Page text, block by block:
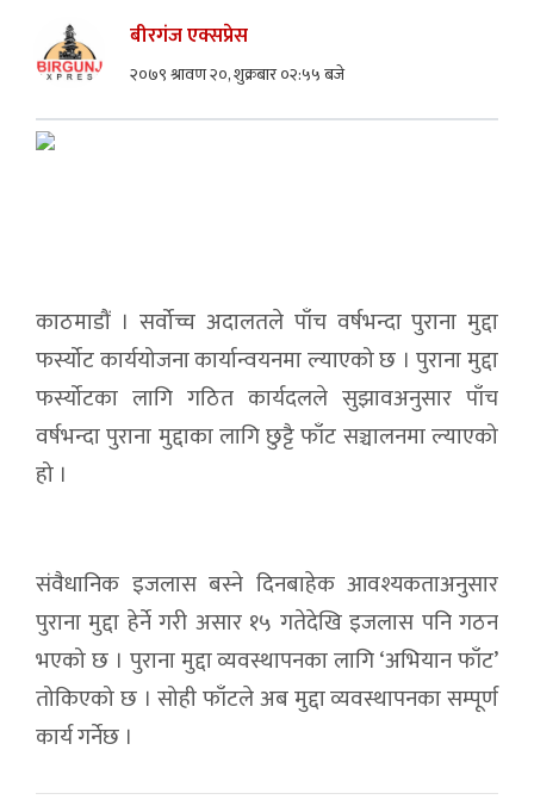
बीरगंज एक्सप्रेस
२०७९ श्रावण २०, शुक्रबार ०२:५५ बजे
काठमाडौं । सर्वोच्च अदालतले पाँच वर्षभन्दा पुराना मुद्दा
फर्स्योट कार्ययोजना कार्यान्वयनमा ल्याएको छ । पुराना मुद्दा
फर्स्योटका लागि गठित कार्यदलले सुझावअनुसार पाँच
वर्षभन्दा पुराना मुद्दाका लागि छुट्टै फाँट सञ्चालनमा ल्याएको
हो ।
संवैधानिक इजलास बस्ने दिनबाहेक आवश्यकताअनुसार
पुराना मुद्दा हेर्ने गरी असार १५ गतेदेखि इजलास पनि गठन
भएको छ । पुराना मुद्दा व्यवस्थापनका लागि ‘अभियान फाँट’
तोकिएको छ । सोही फाँटले अब मुद्दा व्यवस्थापनका सम्पूर्ण
कार्य गर्नेछ ।